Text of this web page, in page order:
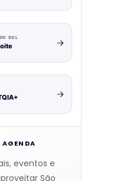
SOL
AGENDA
eventos e
São